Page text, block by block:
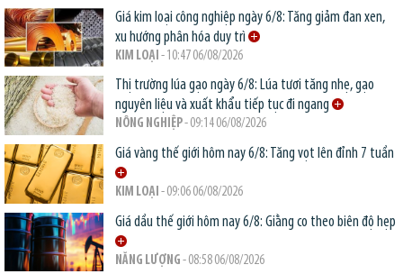
Giá kim loại công nghiệp ngày 6/8: Tăng giảm đan xen,
xu hướng phân hóa duy trì
KIM LOẠI - 10:47 06/08/2026
Thị trường lúa gạo ngày 6/8: Lúa tươi tăng nhẹ, gạo
nguyên liệu và xuất khẩu tiếp tục đi ngang
NÔNG NGHIỆP- 09:14 06/08/2026
Giá vàng thế giới hôm nay 6/8: Tăng vọt lên đỉnh 7 tuần
KIM LOẠI - 09:06 06/08/2026
Giá dầu thế giới hôm nay 6/8: Giằng co theo biên độ hẹp
NĂNG LƯỢNG - 08:58 06/08/2026